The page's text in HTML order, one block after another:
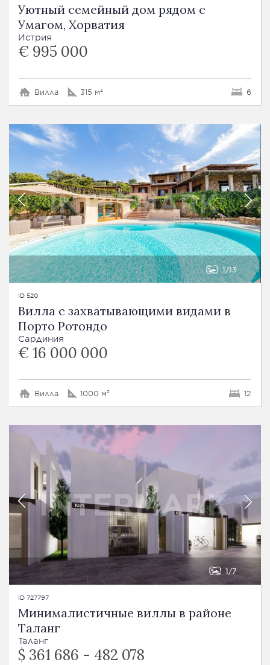
Уютный семейный дом рядом с
Умагом, Хорватия
Истрия
€ 995 000
Вилла 315 м² 6
1 13
ID 520
Вилла с захватывающими видами в
Порто Ротондо
Сардиния
€ 16 000 000
Вилла 1000 м² 12
1 7
ID 727797
Минималистичные виллы в районе
Таланг
Таланг
$ 361 686 - 482 078